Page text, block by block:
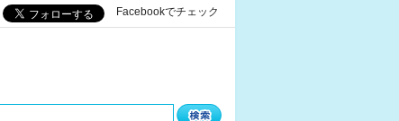
Facebookでチェック